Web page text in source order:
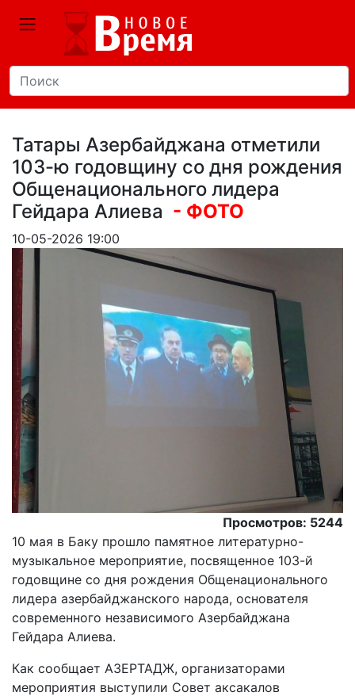
Татары Азербайджана отметили
103-ю годовщину со дня рождения
Общенационального лидера
Гейдара Алиева - ФОТО
10-05-2026 19:00
Просмотров: 5244
10 мая в Баку прошло памятное литературно-
музыкальное мероприятие, посвященное 103-й
годовщине со дня рождения Общенационального
лидера азербайджанского народа, основателя
современного независимого Азербайджана
Гейдара Алиева.
Как сообщает АЗЕРТАДЖ, организаторами
мероприятия выступили Совет аксакалов